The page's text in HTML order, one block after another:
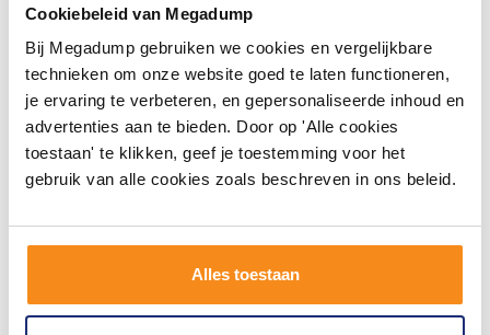
Cookiebeleid van Megadump
Bij Megadump gebruiken we cookies en vergelijkbare
technieken om onze website goed te laten functioneren,
je ervaring te verbeteren, en gepersonaliseerde inhoud en
advertenties aan te bieden. Door op 'Alle cookies
toestaan' te klikken, geef je toestemming voor het
gebruik van alle cookies zoals beschreven in ons beleid.
Alles toestaan
badkamerstijlen. Doe je mee?